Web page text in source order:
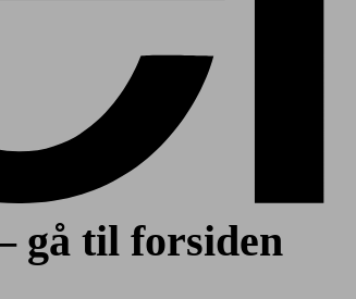
gå til forsiden